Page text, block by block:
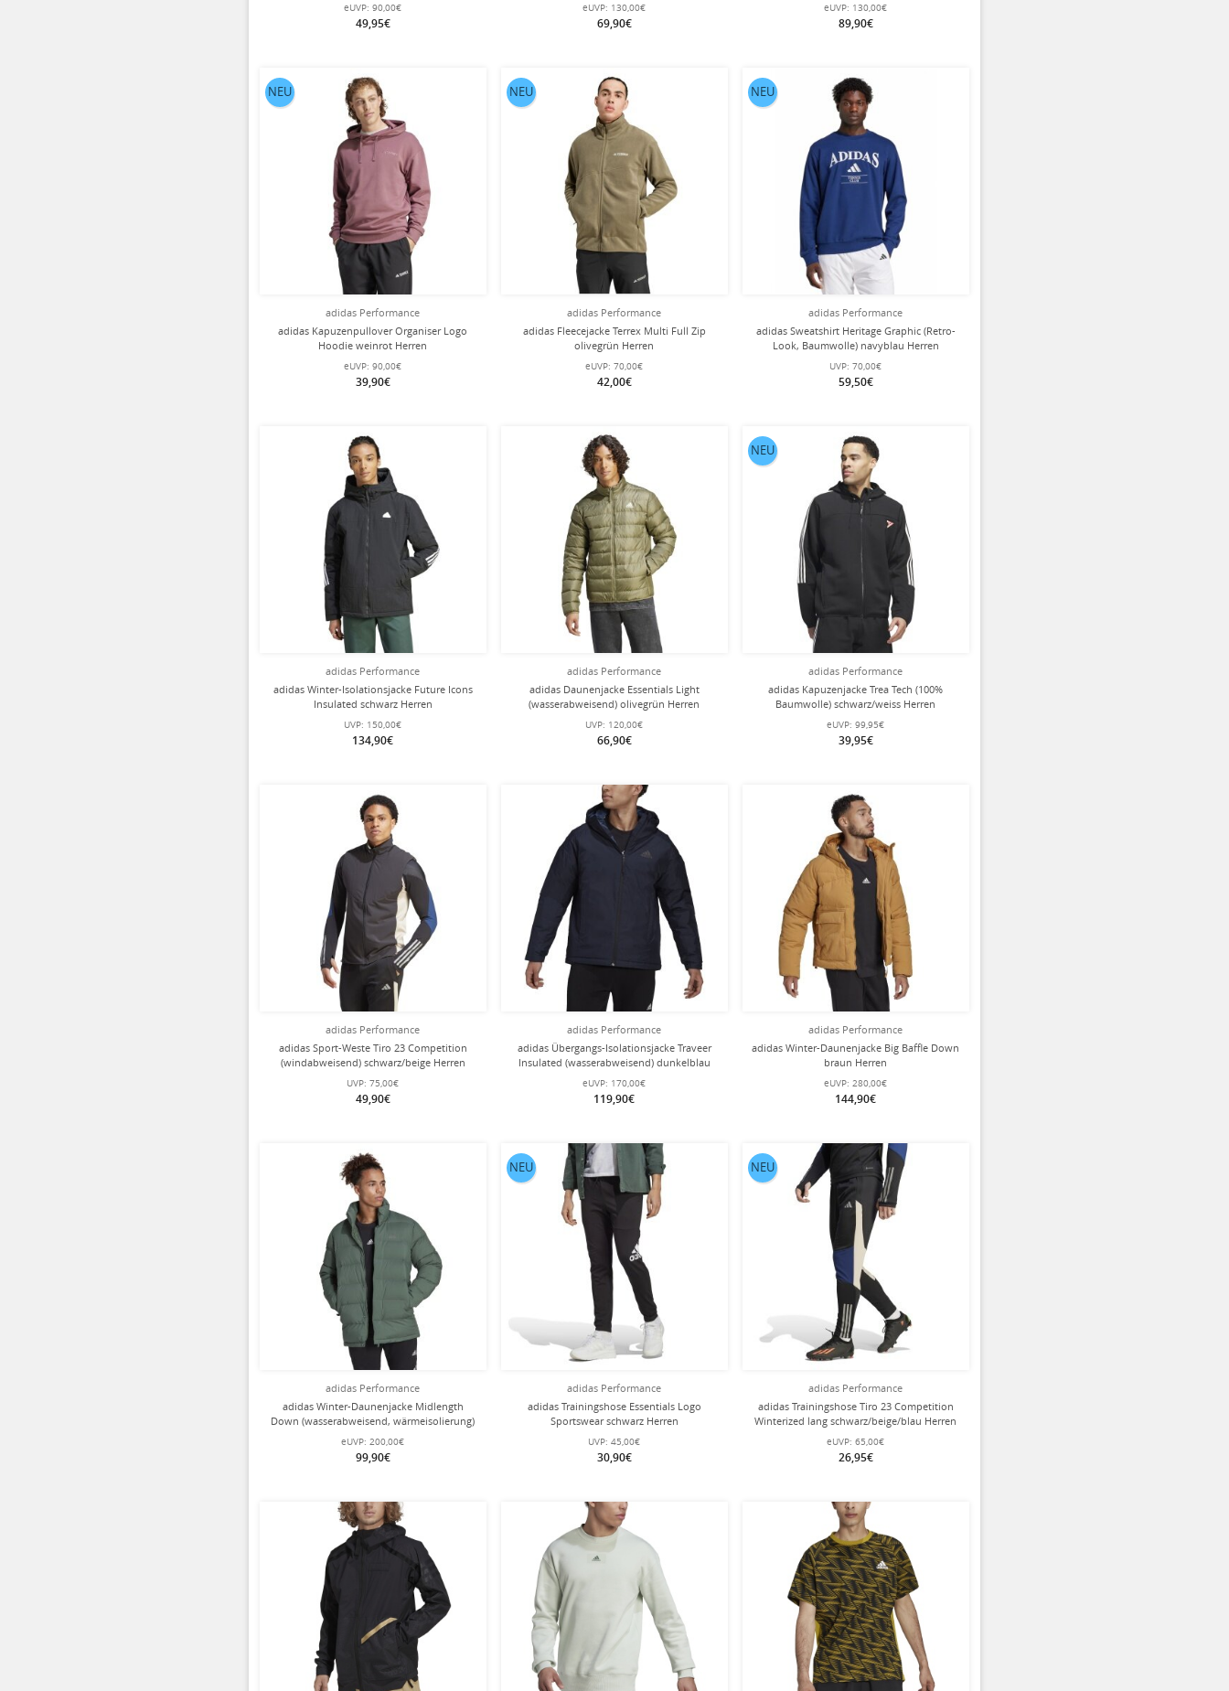
eUVP: 90,00€
49,95€
eUVP: 130,00€
69,90€
eUVP: 130,00€
89,90€
adidas Performance
adidas Kapuzenpullover Organiser Logo
Hoodie weinrot Herren
eUVP: 90,00€
39,90€
NEU
adidas Performance
adidas Fleecejacke Terrex Multi Full Zip
olivegrün Herren
eUVP: 70,00€
42,00€
NEU
adidas Performance
adidas Sweatshirt Heritage Graphic (Retro-
Look, Baumwolle) navyblau Herren
UVP: 70,00€
59,50€
NEU
adidas Performance
adidas Winter-Isolationsjacke Future Icons
Insulated schwarz Herren
UVP: 150,00€
134,90€
adidas Performance
adidas Daunenjacke Essentials Light
(wasserabweisend) olivegrün Herren
UVP: 120,00€
66,90€
adidas Performance
adidas Kapuzenjacke Trea Tech (100%
Baumwolle) schwarz/weiss Herren
eUVP: 99,95€
39,95€
NEU
adidas Performance
adidas Sport-Weste Tiro 23 Competition
(windabweisend) schwarz/beige Herren
UVP: 75,00€
49,90€
adidas Performance
adidas Übergangs-Isolationsjacke Traveer
Insulated (wasserabweisend) dunkelblau
eUVP: 170,00€
119,90€
adidas Performance
adidas Winter-Daunenjacke Big Baffle Down
braun Herren
eUVP: 280,00€
144,90€
adidas Performance
adidas Winter-Daunenjacke Midlength
Down (wasserabweisend, wärmeisolierung)
eUVP: 200,00€
99,90€
adidas Performance
adidas Trainingshose Essentials Logo
Sportswear schwarz Herren
UVP: 45,00€
30,90€
NEU
adidas Performance
adidas Trainingshose Tiro 23 Competition
Winterized lang schwarz/beige/blau Herren
eUVP: 65,00€
26,95€
NEU